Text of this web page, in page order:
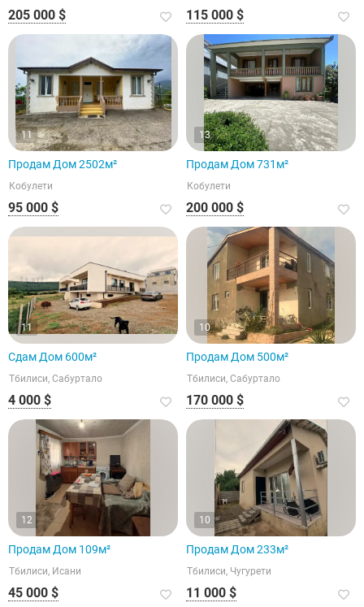
205 000 $ 115 000 $
11
Продам Дом 2502м²
Кобулети
95 000 $
13
Продам Дом 731м²
Кобулети
200 000 $
11
Сдам Дом 600м²
Тбилиси, Сабуртало
4 000 $
10
Продам Дом 500м²
Тбилиси, Сабуртало
170 000 $
12
Продам Дом 109м²
Тбилиси, Исани
45 000 $
10
Продам Дом 233м²
Тбилиси, Чугурети
11 000 $